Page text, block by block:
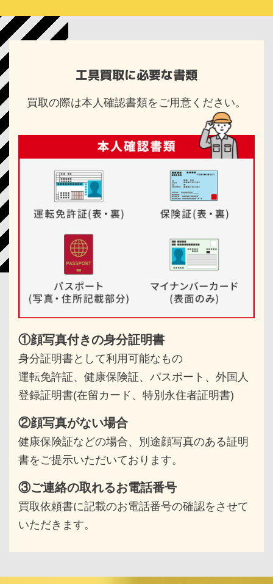
工具買取に必要な書類
買取の際は本人確認書類をご用意ください。
①顔写真付きの身分証明書
身分証明書として利用可能なもの
運転免許証、健康保険証、パスポート、 外国人
登録証明書(在留カード、特別永住者証明書)
②顔写真がない場合
健康保険証などの場合、別途顔写真のある証明
書をご提示いただいております。
③ご連絡の取れるお電話番号
買取依頼書に記載のお電話番号の確認をさせて
いただきます。